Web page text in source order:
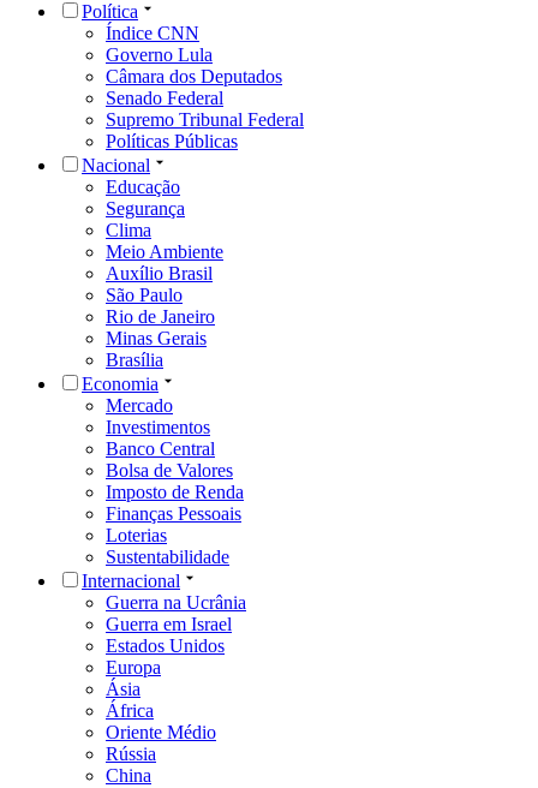
Política
Índice CNN
Governo Lula
Câmara dos Deputados
Senado Federal
Supremo Tribunal Federal
Políticas Públicas
Nacional
Educação
Segurança
Clima
Meio Ambiente
Auxílio Brasil
São Paulo
Rio de Janeiro
Minas Gerais
Brasília
Economia
Mercado
Investimentos
Banco Central
Bolsa de Valores
Imposto de Renda
Finanças Pessoais
Loterias
Sustentabilidade
Internacional
Guerra na Ucrânia
Guerra em Israel
Estados Unidos
Europa
Ásia
África
Oriente Médio
Rússia
China